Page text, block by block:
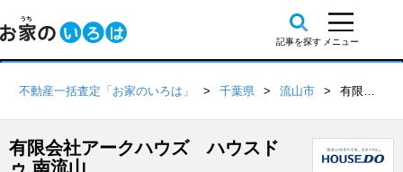
不動産一括査定「お家のいろは」 千葉県 流山市 有限会社アークハウズ ハウスドゥ 南流山
有限会社アークハウズ ハウスド
ゥ 南流山